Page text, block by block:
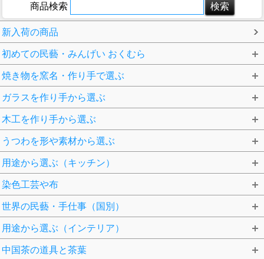
商品検索
新入荷の商品
初めての民藝・みんげい おくむら
焼き物を窯名・作り手で選ぶ
ガラスを作り手から選ぶ
木工を作り手から選ぶ
うつわを形や素材から選ぶ
用途から選ぶ（キッチン）
染色工芸や布
世界の民藝・手仕事（国別）
用途から選ぶ（インテリア）
中国茶の道具と茶葉